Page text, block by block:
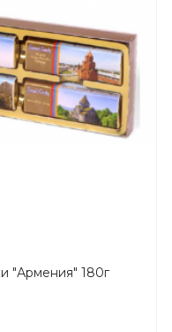
"Армения" 180г